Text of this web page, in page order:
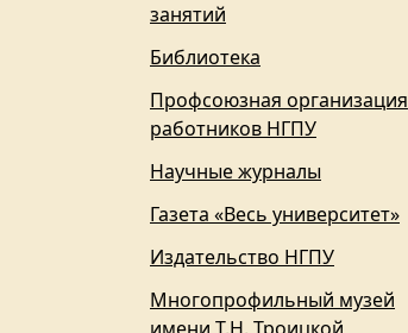
занятий
Библиотека
Профсоюзная организация
работников НГПУ
Научные журналы
Газета «Весь университет»
Издательство НГПУ
Многопрофильный музей